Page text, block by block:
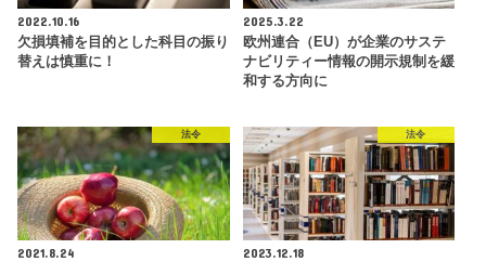
2022.10.16
欠損填補を目的とした科目の振り
替えは慎重に！
2025.3.22
欧州連合（EU）が企業のサステ
ナビリティー情報の開示規制を緩
和する方向に
法令
2021.8.24
法令
2023.12.18